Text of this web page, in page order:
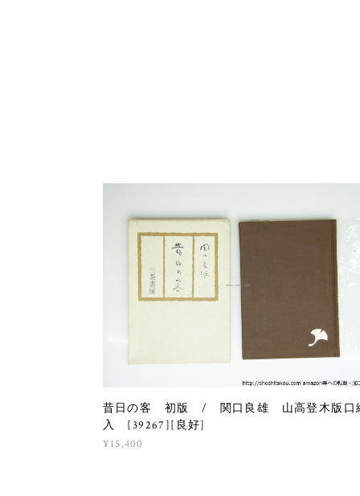
昔日の客 初版 / 関口良雄 山高登木版口
入 [39267][良好]
¥15,400